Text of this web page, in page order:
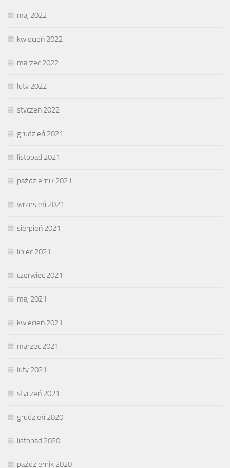
maj 2022
kwiecień 2022
marzec 2022
luty 2022
styczeń 2022
grudzień 2021
listopad 2021
październik 2021
wrzesień 2021
sierpień 2021
lipiec 2021
czerwiec 2021
maj 2021
kwiecień 2021
marzec 2021
luty 2021
styczeń 2021
grudzień 2020
listopad 2020
październik 2020